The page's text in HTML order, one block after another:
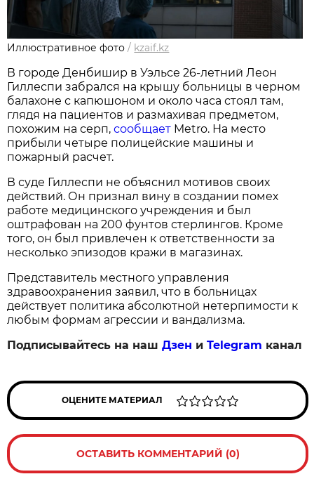
Иллюстративное фото / kzaif.kz
В городе Денбишир в Уэльсе 26-летний Леон
Гиллеспи забрался на крышу больницы в черном
балахоне с капюшоном и около часа стоял там,
глядя на пациентов и размахивая предметом,
похожим на серп,сообщает Metro. На место
прибыли четыре полицейские машины и
пожарный расчет.
В суде Гиллеспи не объяснил мотивов своих
действий. Он признал вину в создании помех
работе медицинского учреждения и был
оштрафован на 200 фунтов стерлингов. Кроме
того, он был привлечен к ответственности за
несколько эпизодов кражи в магазинах.
Представитель местного управления
здравоохранения заявил, что в больницах
действует политика абсолютной нетерпимости к
любым формам агрессии и вандализма.
Подписывайтесь на нашДзен иTelegram канал
ОЦЕНИТЕ МАТЕРИАЛ
ОСТАВИТЬ КОММЕНТАРИЙ (0)